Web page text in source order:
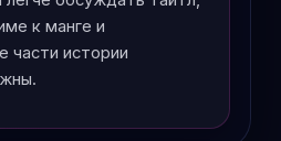
к манге и
части истории